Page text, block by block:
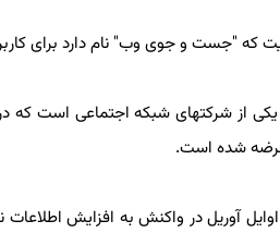
که "جست و جوی وب" نام دارد برای
از شرکتهای شبکه اجتماعی است که در
شده است.